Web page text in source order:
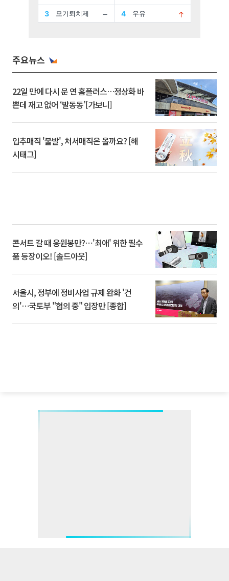
주요뉴스
22일 만에 다시 문 연 홈플러스…정상화 바
쁜데 재고 없어 ‘발동동’[가보니]
입추매직 '불발', 처서매직은 올까요? [해
시태그]
콘서트 갈 때 응원봉만?⋯'최애' 위한 필수
품 등장이오! [솔드아웃]
서울시, 정부에 정비사업 규제 완화 '건
의'⋯국토부 "협의 중" 입장만 [종합]